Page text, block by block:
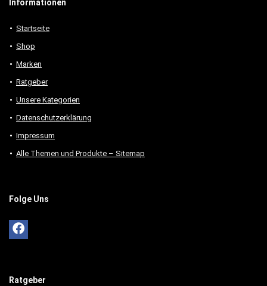
Informationen
Startseite
Shop
Marken
Ratgeber
Unsere Kategorien
Datenschutzerklärung
Impressum
Alle Themen und Produkte – Sitemap
Folge Uns
Ratgeber